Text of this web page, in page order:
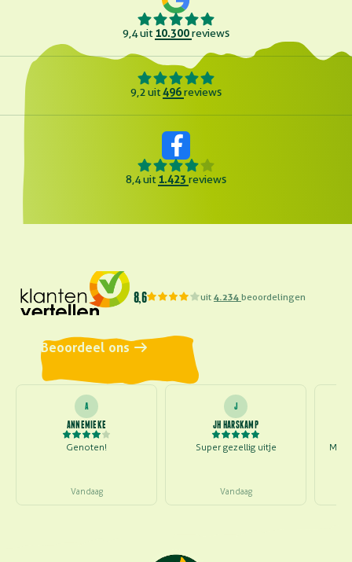
9,4 uit 10.300reviews
9,2 uit496reviews
8,4 uit 1.423 reviews
8,6 uit 4.234 beoordelingen
Beoordeel ons
A
ANNEMIEKE
Genoten!
Vandaag
J
JH HARSKAMP
Super gezellig uitje
Vandaag